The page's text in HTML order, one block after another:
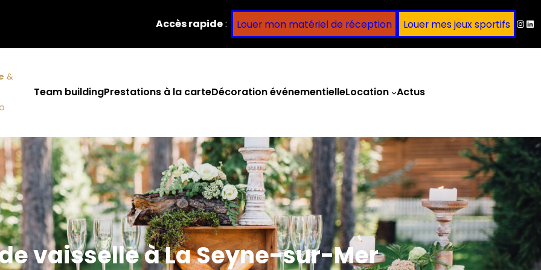
Accès rapide: Louer mon matériel de réception Louer mes jeux sportifs
&
Team buildingPrestations à la carteDécoration événementielleLocation Actus
vaisselle à La Seyne-sur-Mer